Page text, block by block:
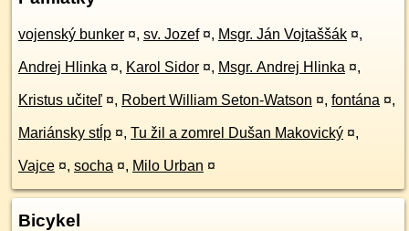
vojenský bunker ¤, sv. Jozef ¤, Msgr. Ján Vojtaššák ¤,
Andrej Hlinka ¤, Karol Sidor ¤, Msgr. Andrej Hlinka ¤,
Kristus učiteľ ¤, Robert William Seton-Watson ¤, fontána ¤,
Mariánsky stĺp ¤, Tu žil a zomrel Dušan Makovický ¤,
Vajce ¤, socha ¤, Milo Urban ¤
Bicykel